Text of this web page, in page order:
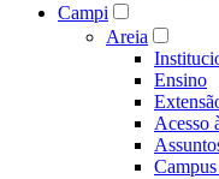
Campi
Areia
Ensino
Acesso